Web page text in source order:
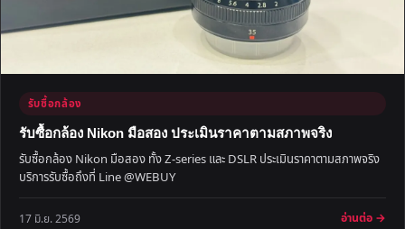
า
พ
อ
จ
รับซื้อกล้อง
รับซื้อกล้อง Nikon มือสอง ประเมินราคาตามสภาพจริง
รับซื้อกล้อง Nikon มือสอง ทั้ง Z-series และ DSLR ประเมินราคาตามสภาพจริง
บริการรับซื้อถึงที่ Line @WEBUY
17 มิ.ย. 2569 อ่านต่อ →